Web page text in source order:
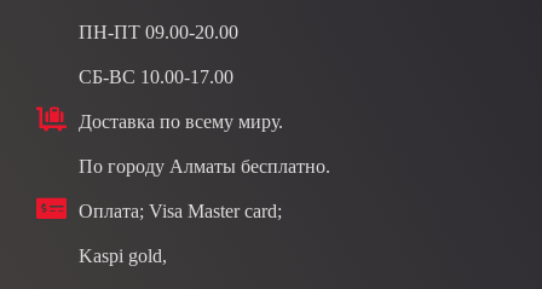
ПН-ПТ 09.00-20.00
СБ-ВС 10.00-17.00
Доставка по всему миру.
По городу Алматы бесплатно.
Оплата; Visa Master card;
Kaspi gold,